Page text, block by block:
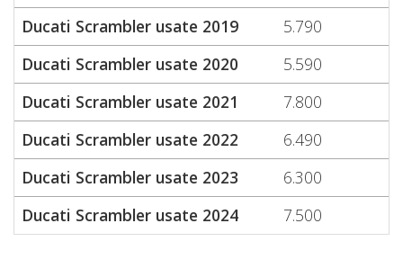
Ducati Scrambler usate 2019
5.790
Ducati Scrambler usate 2020
5.590
Ducati Scrambler usate 2021
7.800
Ducati Scrambler usate 2022
6.490
Ducati Scrambler usate 2023
6.300
Ducati Scrambler usate 2024
7.500